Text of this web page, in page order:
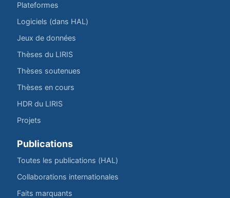
Plateformes
Logiciels (dans HAL)
Jeux de données
Thèses du LIRIS
Thèses soutenues
Thèses en cours
HDR du LIRIS
Projets
Publications
Toutes les publications (HAL)
Collaborations internationales
Faits marquants